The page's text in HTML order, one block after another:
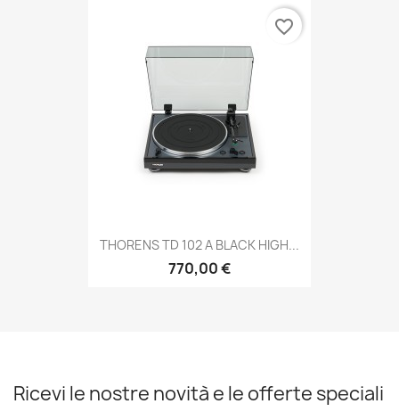
THORENS TD 102 A BLACK HIGH...
770,00 €
favorite_border
Ricevi le nostre novità e le offerte speciali